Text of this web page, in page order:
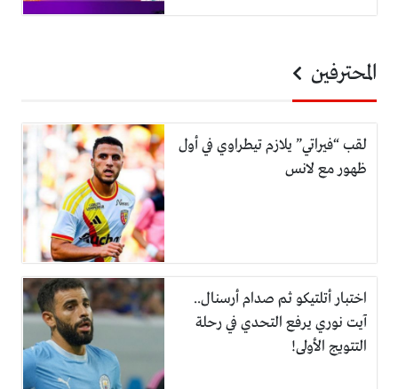
المحترفين
لقب “فيراتي” يلازم تيطراوي في أول
ظهور مع لانس
اختبار أتلتيكو ثم صدام أرسنال..
آيت نوري يرفع التحدي في رحلة
التتويج الأولى!